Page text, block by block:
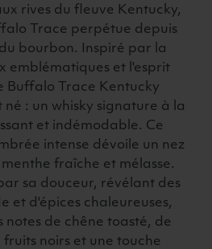
rives du fleuve Kentucky,
Trace perpétue depuis
bourbon. Inspiré par la
emblématiques et l'esprit
Buffalo Trace Kentucky
: un whisky signature à la
et indémodable. Ce
intense dévoile un nez
fraîche et mélasse.
sa douceur, révélant des
et d'épices chaleureuses,
notes de chêne toasté, de
noirs et une touche